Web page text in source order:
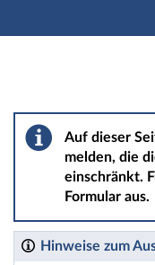
Barriere melden
Auf dieser
melden, die
einschränkt.
Formular aus.
Hinweise zum